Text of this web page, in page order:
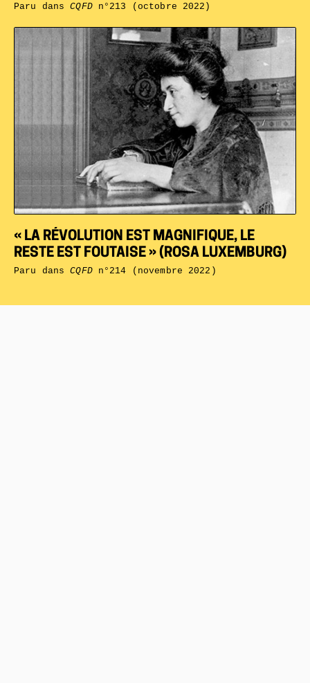
« LA RÉVOLUTION EST MAGNIFIQUE, LE
RESTE EST FOUTAISE » (ROSA LUXEMBURG)
Paru dansCQFDn°214 (novembre 2022)
Paru dansCQFDn°213 (octobre 2022)